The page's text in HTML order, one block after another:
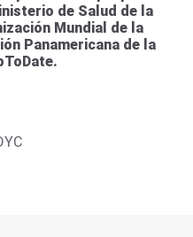
de Salud de la
Mundial de la
Panamericana de la